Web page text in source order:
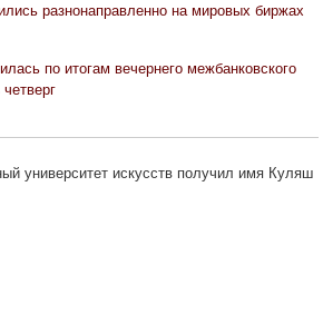
разнонаправленно на мировых биржах
по итогам вечернего межбанковского
университет искусств получил имя Куляш